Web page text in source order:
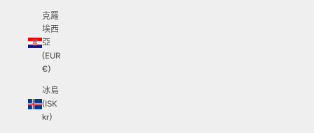
克羅
埃西
亞
(EUR
€)
冰島
(ISK
kr)